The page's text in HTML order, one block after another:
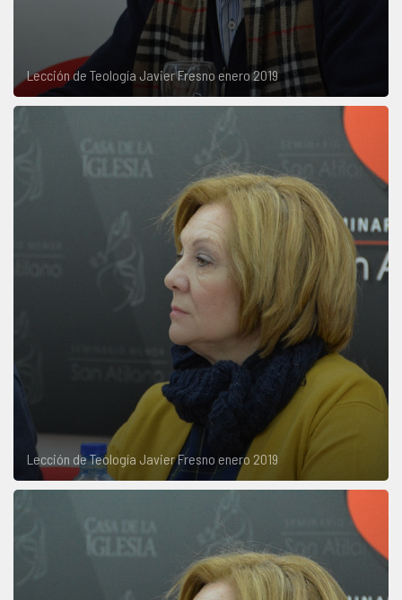
Lección de Teología Javier Fresno enero 2019
Lección de Teología Javier Fresno enero 2019